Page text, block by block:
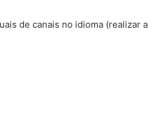
de canais no idioma (realizar a